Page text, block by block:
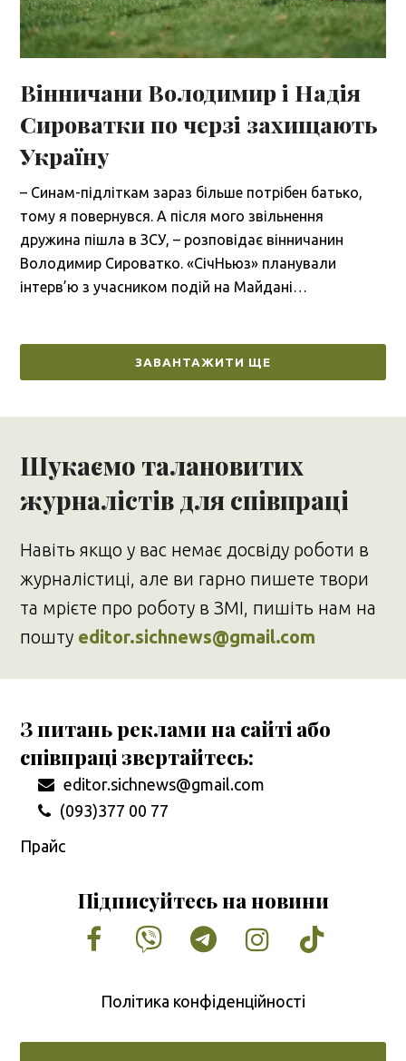
Вінничани Володимир і Надія
Сироватки по черзі захищають
Україну
– Синам-підліткам зараз більше потрібен батько,
тому я повернувся. А після мого звільнення
дружина пішла в ЗСУ, – розповідає вінничанин
Володимир Сироватко. «СічНьюз» планували
інтерв’ю з учасником подій на Майдані…
ЗАВАНТАЖИТИ ЩЕ
Шукаємо талановитих
журналістів для співпраці
Навіть якщо у вас немає досвіду роботи в
журналістиці, але ви гарно пишете твори
та мрієте про роботу в ЗМІ, пишіть нам на
пошту editor.sichnews@gmail.com
З питань реклами на сайті або
співпраці звертайтесь:
editor.sichnews@gmail.com
(093)377 00 77
Прайс
Підписуйтесь на новини
Facebook
VimeoTumblrInstagram
Tiktok
Політика конфіденційності